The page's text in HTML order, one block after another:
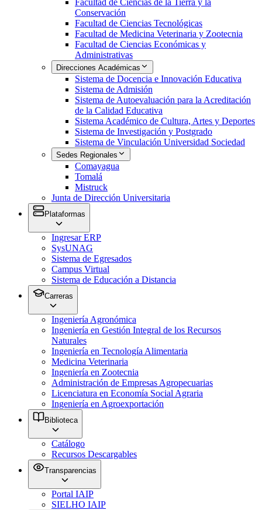
Facultad de Ciencias de la Tierra y la
Conservación
Facultad de Ciencias Tecnológicas
Facultad de Medicina Veterinaria y Zootecnia
Facultad de Ciencias Económicas y
Administrativas
Direcciones Académicas
Sistema de Docencia e Innovación Educativa
Sistema de Admisión
Sistema de Autoevaluación para la Acreditación
de la Calidad Educativa
Sistema Académico de Cultura, Artes y Deportes
Sistema de Investigación y Postgrado
Sistema de Vinculación Universidad Sociedad
Sedes Regionales
Comayagua
Tomalá
Mistruck
Junta de Dirección Universitaria
Plataformas
Ingresar ERP
SysUNAG
Sistema de Egresados
Campus Virtual
Sistema de Educación a Distancia
Carreras
Ingeniería Agronómica
Ingeniería en Gestión Integral de los Recursos
Naturales
Ingeniería en Tecnología Alimentaria
Medicina Veterinaria
Ingeniería en Zootecnia
Administración de Empresas Agropecuarias
Licenciatura en Economía Social Agraria
Ingeniería en Agroexportación
Biblioteca
Catálogo
Recursos Descargables
Transparencias
Portal IAIP
SIELHO IAIP